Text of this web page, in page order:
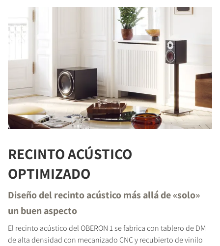
COMPARAR PRODUCTOS
RECINTO ACÚSTICO
OPTIMIZADO
Diseño del recinto acústico más allá de «solo»
un buen aspecto
El recinto acústico del OBERON 1 se fabrica con tablero de DM
de alta densidad con mecanizado CNC y recubierto de vinilo